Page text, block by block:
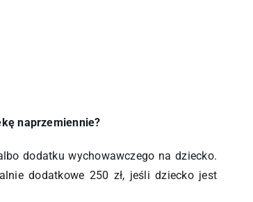
naprzemiennie?
dodatku wychowawczego na dziecko.
dodatkowe 250 zł, jeśli dziecko jest